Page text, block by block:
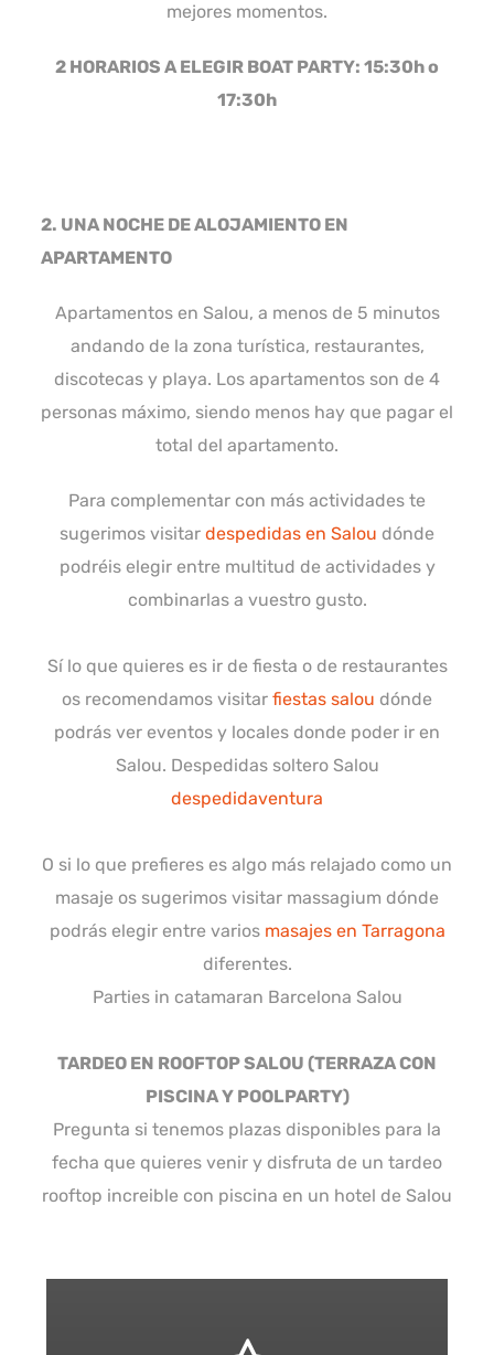
mejores momentos.
2 HORARIOS A ELEGIR BOAT PARTY: 15:30h o
17:30h
2. UNA NOCHE DE ALOJAMIENTO EN
APARTAMENTO
Apartamentos en Salou, a menos de 5 minutos
andando de la zona turística, restaurantes,
discotecas y playa. Los apartamentos son de 4
personas máximo, siendo menos hay que pagar el
total del apartamento.
Para complementar con más actividades te
sugerimos visitar despedidas en Salou dónde
podréis elegir entre multitud de actividades y
combinarlas a vuestro gusto.
Sí lo que quieres es ir de fiesta o de restaurantes
os recomendamos visitar fiestas salou dónde
podrás ver eventos y locales donde poder ir en
Salou. Despedidas soltero Salou
despedidaventura
O si lo que prefieres es algo más relajado como un
masaje os sugerimos visitar massagium dónde
podrás elegir entre varios masajes en Tarragona
diferentes.
Parties in catamaran Barcelona Salou
TARDEO EN ROOFTOP SALOU (TERRAZA CON
PISCINA Y POOLPARTY)
Pregunta si tenemos plazas disponibles para la
fecha que quieres venir y disfruta de un tardeo
rooftop increible con piscina en un hotel de Salou